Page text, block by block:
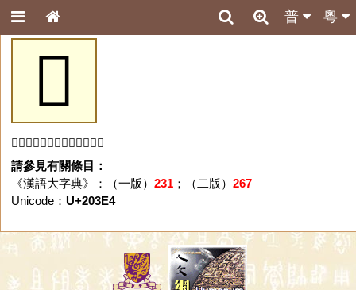
粵
普
𠏤
「𠏤」字未收錄於本資料庫。
請參見有關條目：
《漢語大字典》：（一版） 231；（二版） 267
Unicode： U+203E4